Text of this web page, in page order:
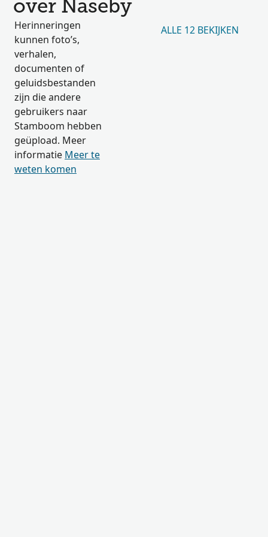
over Naseby
Herinneringen
kunnen foto’s,
verhalen,
documenten of
geluidsbestanden
zijn die andere
gebruikers naar
Stamboom hebben
geüpload. Meer
informatie Meer te
weten komen
ALLE 12 BEKIJKEN